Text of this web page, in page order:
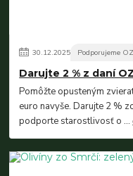
30.12.2025 Podporujeme
Darujte 2 % z daní
Pomôžte opusteným
euro navyše. Darujte 2 %
podporte starostlivosť o ...